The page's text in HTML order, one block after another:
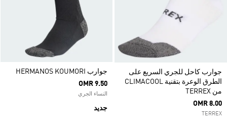
جوارب كاحل للجري السريع على
الطرق الوعرة بتقنية CLIMACOOL
من TERREX
OMR 8.00
TERREX
جوارب HERMANOS KOUMORI
OMR 9.50
النساء الجري
جديد